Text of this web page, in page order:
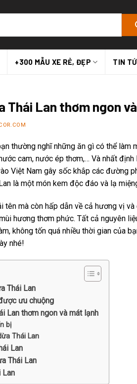
+300 MẪU XE RẺ, ĐẸP TIN
Thái Lan thơm ngon
thường nghĩ những ăn gì có thể
cam, nước ép thơm,… Và nhất
Việt Nam gây sốc khắp các đường
là một món kem độc đáo và lạ
tên mà còn hấp dẫn về cả hương vị
hương thơm phức. Tất cả nguyên
không tốn quá nhiều thời gian của
nhé!
Thái Lan
ưu chuộng
Lan thơm ngon và mát lạnh
bị
Thái Lan
Lan
Thái Lan
Lan